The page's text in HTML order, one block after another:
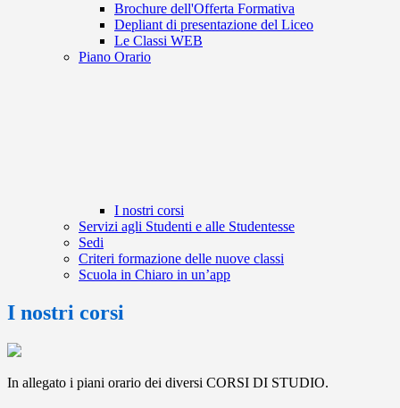
Brochure dell'Offerta Formativa
Depliant di presentazione del Liceo
Le Classi WEB
Piano Orario
I nostri corsi
Servizi agli Studenti e alle Studentesse
Sedi
Criteri formazione delle nuove classi
Scuola in Chiaro in un’app
I nostri corsi
In allegato i piani orario dei diversi CORSI DI STUDIO.